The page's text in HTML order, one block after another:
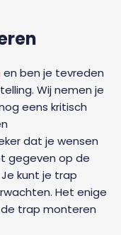
en ben je tevreden
Wij nemen je
eens kritisch
dat je wensen
gegeven op de
kunt je trap
Het enige
trap monteren